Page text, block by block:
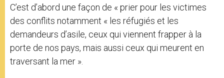
C’est d’abord une façon de « prier pour les victimes
des conflits notamment « les réfugiés et les
demandeurs d’asile, ceux qui viennent frapper à la
porte de nos pays, mais aussi ceux qui meurent en
traversant la mer ».